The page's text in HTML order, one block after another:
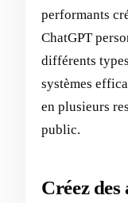
performants
ChatGPT
différents
systèmes
en plusieurs
public.
Créez des